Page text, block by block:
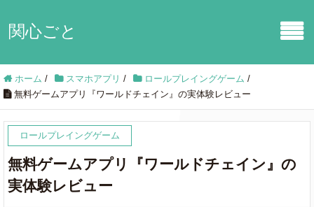
関心ごと
ホーム / スマホアプリ / ロールプレイングゲーム /
無料ゲームアプリ『ワールドチェイン』の実体験レビュー
ロールプレイングゲーム
無料ゲームアプリ『ワールドチェイン』の
実体験レビュー